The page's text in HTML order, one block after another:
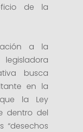
de la
a la
busca
en la
la Ley
dentro del
“desechos